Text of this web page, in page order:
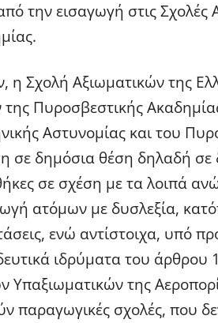
την εισαγωγή στις Σχολές
η Σχολή Αξιωματικών της
Πυροσβεστικής
Αστυνομίας και του
σε δημόσια θέση δηλαδή σε
σε σχέση με τα λοιπά
ατόμων με δυσλεξία,
ενώ αντίστοιχα, υπό
ιδρύματα του άρθρου
της
παραγωγικές σχολές, που